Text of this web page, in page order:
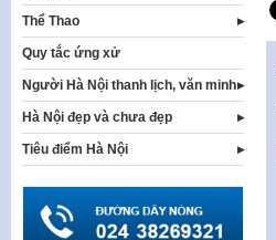
Thể Thao
Quy tắc ứng xử
Người Hà Nội thanh lịch, văn minh
Hà Nội đẹp và chưa đẹp
Tiêu điểm Hà Nội